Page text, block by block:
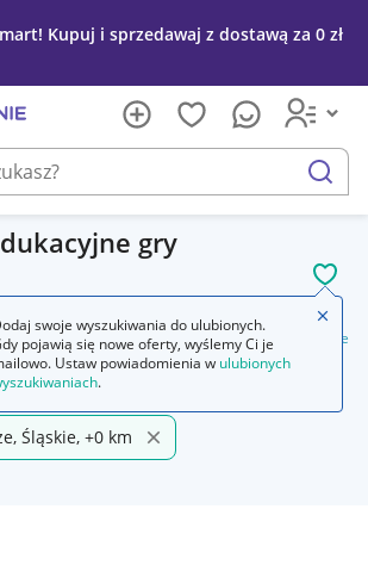
Kupuj i sprzedawaj z dostawą za 0 zł
szukaj
gry
Gry Planszowe Logiczne i edukacyjne
i edukacyjne
Śląskie, +0 km
swoje wyszukiwania do ulubionych.
pojawią się nowe oferty, wyślemy Ci je
Ustaw powiadomienia w ulubionych
.